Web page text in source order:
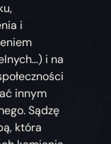
i
i na
innym
Sądzę
która